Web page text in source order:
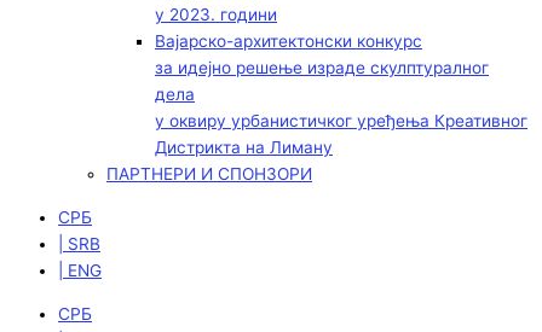
у 2023. години
Вајарско-архитектонски конкурс
за идејно решење израде скулптуралног
дела
у оквиру урбанистичког уређења Креативног
Дистрикта на Лиману
ПАРТНЕРИ И СПОНЗОРИ
СРБ
| SRB
| ENG
СРБ